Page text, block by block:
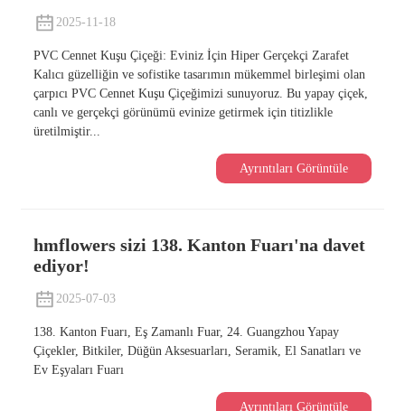
2025-11-18
PVC Cennet Kuşu Çiçeği: Eviniz İçin Hiper Gerçekçi Zarafet
Kalıcı güzelliğin ve sofistike tasarımın mükemmel birleşimi olan
çarpıcı PVC Cennet Kuşu Çiçeğimizi sunuyoruz. Bu yapay çiçek,
canlı ve gerçekçi görünümü evinize getirmek için titizlikle
üretilmiştir...
Ayrıntıları Görüntüle
hmflowers sizi 138. Kanton Fuarı'na davet
ediyor!
2025-07-03
138. Kanton Fuarı, Eş Zamanlı Fuar, 24. Guangzhou Yapay
Çiçekler, Bitkiler, Düğün Aksesuarları, Seramik, El Sanatları ve
Ev Eşyaları Fuarı
Ayrıntıları Görüntüle